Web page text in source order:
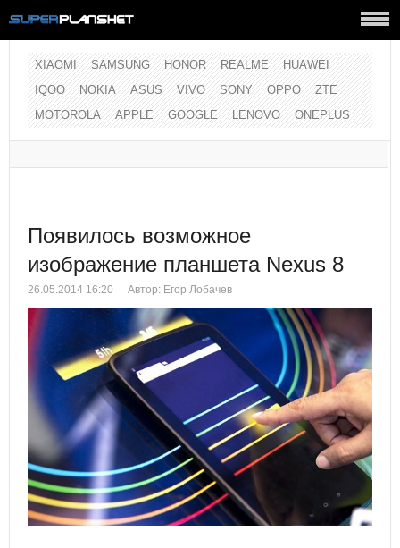
XIAOMI SAMSUNG HONOR REALME
HUAWEI
IQOO
NOKIA ASUS VIVO SONY OPPO
ZTE
MOTOROLA
APPLE GOOGLE LENOVO ONEPLUS
Появилось возможное
изображение планшета Nexus 8
26.05.2014 16:20 Автор: Егор Лобачев